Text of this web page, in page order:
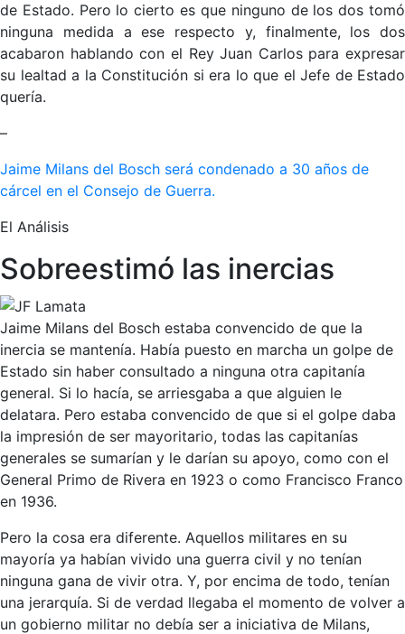
de Estado. Pero lo cierto es que ninguno de los dos tomó
ninguna medida a ese respecto y, finalmente, los dos
acabaron hablando con el Rey Juan Carlos para expresar
su lealtad a la Constitución si era lo que el Jefe de Estado
quería.
–
Jaime Milans del Bosch será condenado a 30 años de
cárcel en el Consejo de Guerra.
El Análisis
Sobreestimó las inercias
Jaime Milans del Bosch estaba convencido de que la
inercia se mantenía. Había puesto en marcha un golpe de
Estado sin haber consultado a ninguna otra capitanía
general. Si lo hacía, se arriesgaba a que alguien le
delatara. Pero estaba convencido de que si el golpe daba
la impresión de ser mayoritario, todas las capitanías
generales se sumarían y le darían su apoyo, como con el
General Primo de Rivera en 1923 o como Francisco Franco
en 1936.
Pero la cosa era diferente. Aquellos militares en su
mayoría ya habían vivido una guerra civil y no tenían
ninguna gana de vivir otra. Y, por encima de todo, tenían
una jerarquía. Si de verdad llegaba el momento de volver a
un gobierno militar no debía ser a iniciativa de Milans,